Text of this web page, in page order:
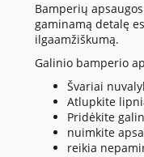
Bamperių
gaminamą detalę
ilgaamžiškumą.
Galinio bamperio
Švariai
Atlupkite
Pridėkite
nuimkite
reikia